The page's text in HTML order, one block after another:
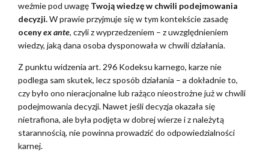
weźmie pod uwagę Twoją wiedzę w chwili podejmowania
decyzji.W prawie przyjmuje się w tym kontekście zasadę
ocenyex ante, czyli z wyprzedzeniem – z uwzględnieniem
wiedzy, jaką dana osoba dysponowała w chwili działania.
Z punktu widzenia art. 296 Kodeksu karnego, karze nie
podlega sam skutek, lecz sposób działania – a dokładnie to,
czy było ono nieracjonalne lub rażąco nieostrożne już w chwili
podejmowania decyzji. Nawet jeśli decyzja okazała się
nietrafiona, ale była podjęta w dobrej wierze i z należytą
starannością, nie powinna prowadzić do odpowiedzialności
karnej.